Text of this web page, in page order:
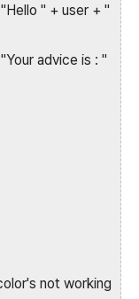
" + user + "
advice is : "
not working